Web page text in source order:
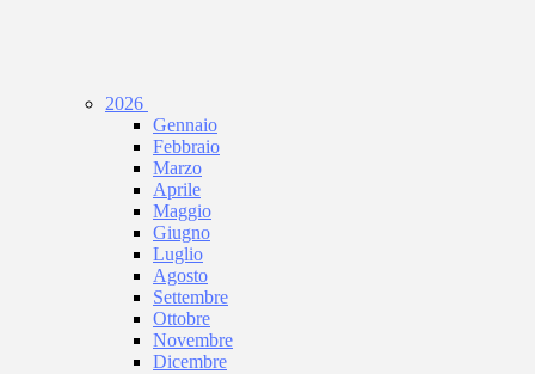
2026
Gennaio
Febbraio
Marzo
Aprile
Maggio
Giugno
Luglio
Agosto
Settembre
Ottobre
Novembre
Dicembre